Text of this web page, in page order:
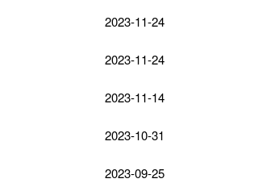
2023-11-24
2023-11-24
2023-11-14
2023-10-31
2023-09-25